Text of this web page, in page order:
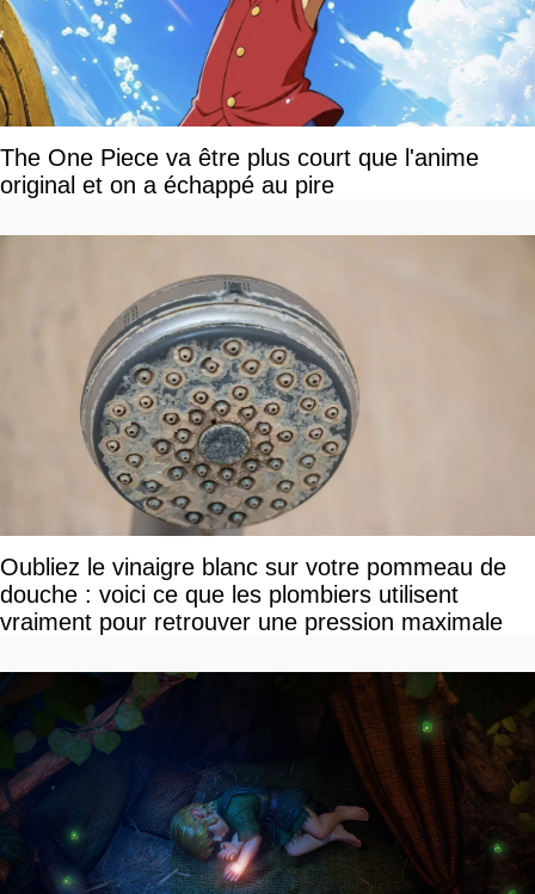
The One Piece va être plus court que l'anime
original et on a échappé au pire
Oubliez le vinaigre blanc sur votre pommeau de
douche : voici ce que les plombiers utilisent
vraiment pour retrouver une pression maximale